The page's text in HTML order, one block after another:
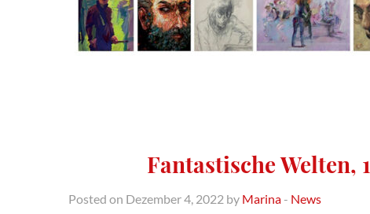
Fantastische Welten,
Posted on Dezember 4, 2022 by Marina - News